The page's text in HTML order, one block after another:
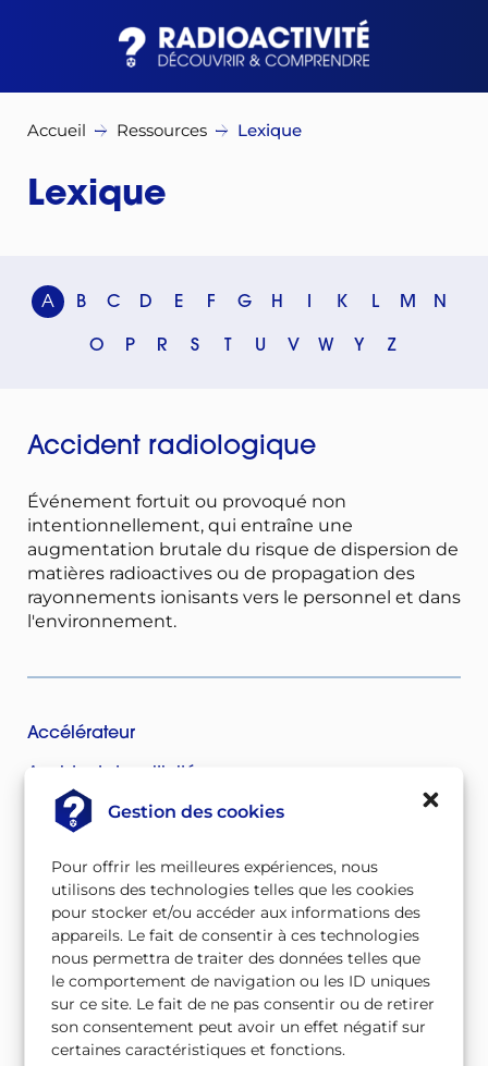
Gestion des cookies
Pour offrir les meilleures expériences, nous
utilisons des technologies telles que les cookies
pour stocker et/ou accéder aux informations des
appareils. Le fait de consentir à ces technologies
nous permettra de traiter des données telles que
le comportement de navigation ou les ID uniques
sur ce site. Le fait de ne pas consentir ou de retirer
son consentement peut avoir un effet négatif sur
certaines caractéristiques et fonctions.
Accueil Ressources Lexique
Lexique
A B C D E F G H K L M N
O P R S U V W Y Z
Accident radiologique
Événement fortuit ou provoqué non
intentionnellement, qui entraîne une
augmentation brutale du risque de dispersion de
matières radioactives ou de propagation des
rayonnements ionisants vers le personnel et dans
l'environnement.
Accélérateur
Accident de réactivité
Accident radiologique
ACRO
Actinides
Activation